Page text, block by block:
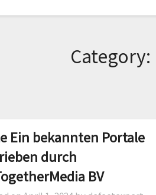
Category:
Ein bekannten Portale
durch
BV